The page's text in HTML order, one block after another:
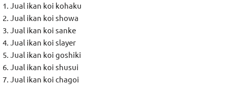
Jual ikan koi kohaku
Jual ikan koi showa
Jual ikan koi sanke
Jual ikan koi slayer
Jual ikan koi goshiki
Jual ikan koi shusui
Jual ikan koi chagoi